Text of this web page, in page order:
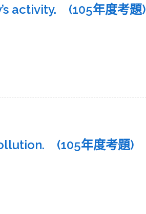
activity. (105年度考題)
(105年度考題)